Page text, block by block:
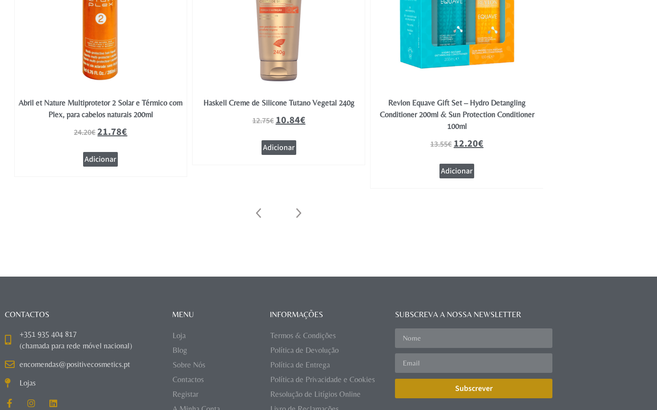
Abril et Nature Multiprotetor 2 Solar e Térmico com
Plex, para cabelos naturais 200ml
24.20€21.78€
Adicionar
Haskell Creme de Silicone Tutano Vegetal 240g
12.75€10.84€
Adicionar
Revlon Equave Gift Set – Hydro Detangling
Conditioner 200ml & Sun Protection Conditioner
100ml
13.55€12.20€
Adicionar
CONTACTOS
+351 935 404 817
(chamada para rede móvel nacional)
encomendas@positivecosmetics.pt
Lojas
MENU
Loja
Blog
Sobre Nós
Contactos
Registar
INFORMAÇÕES
Termos & Condições
Política de Devolução
Política de Entrega
Política de Privacidade e Cookies
Resolução de Litígios Online
SUBSCREVA A NOSSA NEWSLETTER
Subscrever